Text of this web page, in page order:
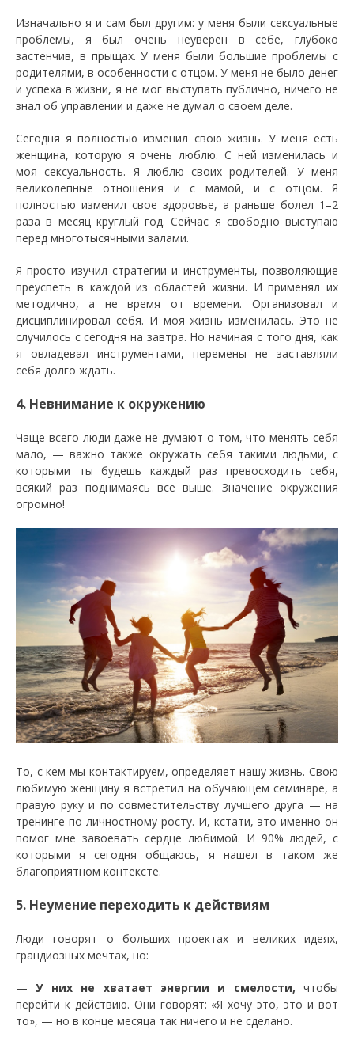
Изначально я и сам был другим: у меня были сексуальные
проблемы, я был очень неуверен в себе, глубоко
застенчив, в прыщах. У меня были большие проблемы с
родителями, в особенности с отцом. У меня не было денег
и успеха в жизни, я не мог выступать публично, ничего не
знал об управлении и даже не думал о своем деле.
Сегодня я полностью изменил свою жизнь. У меня есть
женщина, которую я очень люблю. С ней изменилась и
моя сексуальность. Я люблю своих родителей. У меня
великолепные отношения и с мамой, и с отцом. Я
полностью изменил свое здоровье, а раньше болел 1–2
раза в месяц круглый год. Сейчас я свободно выступаю
перед многотысячными залами.
Я просто изучил стратегии и инструменты, позволяющие
преуспеть в каждой из областей жизни. И применял их
методично, а не время от времени. Организовал и
дисциплинировал себя. И моя жизнь изменилась. Это не
случилось с сегодня на завтра. Но начиная с того дня, как
я овладевал инструментами, перемены не заставляли
себя долго ждать.
4. Невнимание к окружению
Чаще всего люди даже не думают о том, что менять себя
мало, — важно также окружать себя такими людьми, с
которыми ты будешь каждый раз превосходить себя,
всякий раз поднимаясь все выше. Значение окружения
огромно!
То, с кем мы контактируем, определяет нашу жизнь. Свою
любимую женщину я встретил на обучающем семинаре, а
правую руку и по совместительству лучшего друга — на
тренинге по личностному росту. И, кстати, это именно он
помог мне завоевать сердце любимой. И 90% людей, с
которыми я сегодня общаюсь, я нашел в таком же
благоприятном контексте.
5. Неумение переходить к действиям
Люди говорят о больших проектах и великих идеях,
грандиозных мечтах, но:
—У них не хватает энергии и смелости, чтобы
перейти к действию. Они говорят: «Я хочу это, это и вот
то», — но в конце месяца так ничего и не сделано.